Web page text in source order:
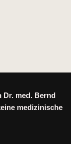
Dr. med. Bernd
medizinische